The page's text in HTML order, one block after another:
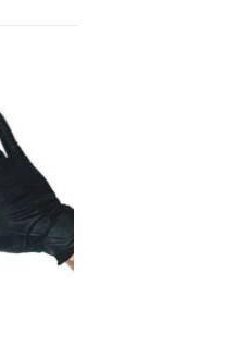
Añadir
a la
lista de
deseos